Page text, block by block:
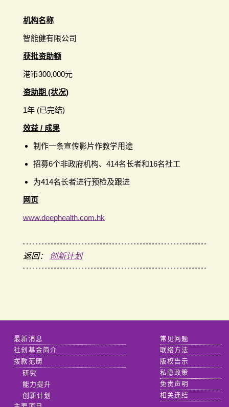
机构名称
智能健有限公司
获批资助额
港币300,000元
资助期 (状况)
1年 (已完结)
效益 / 成果
制作一条宣传影片作教学用途
招募6个非政府机构、414名长者和16名社工
为414名长者进行预检及跟进
网页
www.deephealth.com.hk
返回： 创新计划
最新消息
社创基金简介
拨款范畴
研究
能力提升
创新计划
常见问题
联络方法
版权告示
私隐政策
免责声明
相关连结